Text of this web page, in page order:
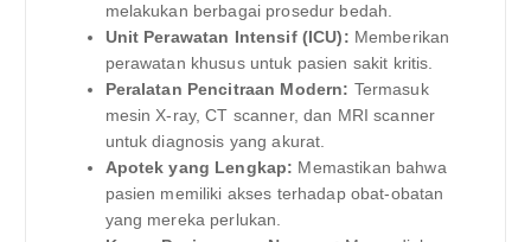
melakukan berbagai prosedur bedah.
Unit Perawatan Intensif (ICU): Memberikan
perawatan khusus untuk pasien sakit kritis.
Peralatan Pencitraan Modern: Termasuk
mesin X-ray, CT scanner, dan MRI scanner
untuk diagnosis yang akurat.
Apotek yang Lengkap: Memastikan bahwa
pasien memiliki akses terhadap obat-obatan
yang mereka perlukan.